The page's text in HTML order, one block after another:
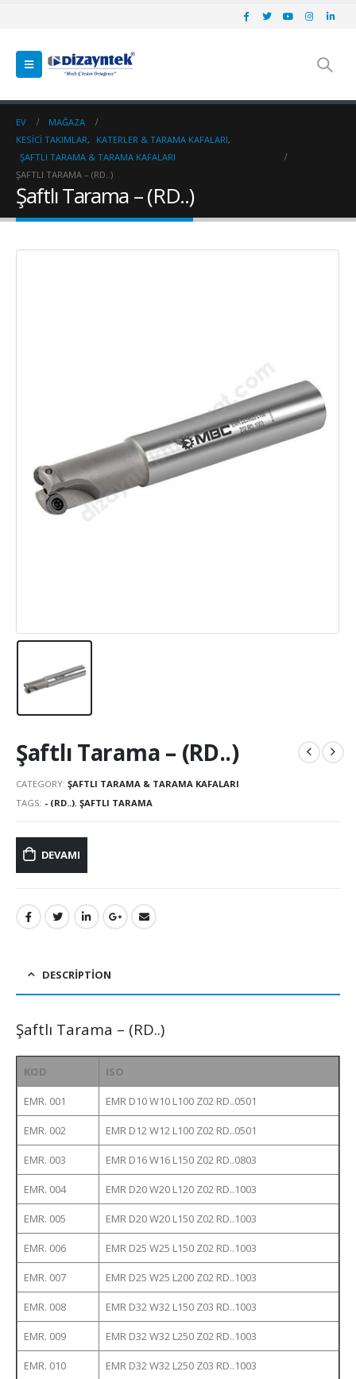
EV
MAĞAZA
KESICI TAKIMLAR, KATERLER & TARAMA KAFALARI,
ŞAFTLI TARAMA & TARAMA KAFALARI
ŞAFTLI TARAMA – (RD..)
Şaftlı Tarama – (RD..)
Şaftlı Tarama – (RD..)
CATEGORY: ŞAFTLI TARAMA & TARAMA KAFALARI
TAGS: - (RD..), ŞAFTLI TARAMA
DEVAMI
DESCRIPTION
Şaftlı Tarama – (RD..)
KOD ISO
EMR. 001 EMR D10 W10 L100 Z02 RD..0501
EMR. 002 EMR D12 W12 L100 Z02 RD..0501
EMR. 003 EMR D16 W16 L150 Z02 RD..0803
EMR. 004 EMR D20 W20 L120 Z02 RD..1003
EMR. 005 EMR D20 W20 L150 Z02 RD..1003
EMR. 006 EMR D25 W25 L150 Z02 RD..1003
EMR. 007 EMR D25 W25 L200 Z02 RD..1003
EMR. 008 EMR D32 W32 L150 Z03 RD..1003
EMR. 009 EMR D32 W32 L250 Z02 RD..1003
EMR. 010 EMR D32 W32 L250 Z03 RD..1003